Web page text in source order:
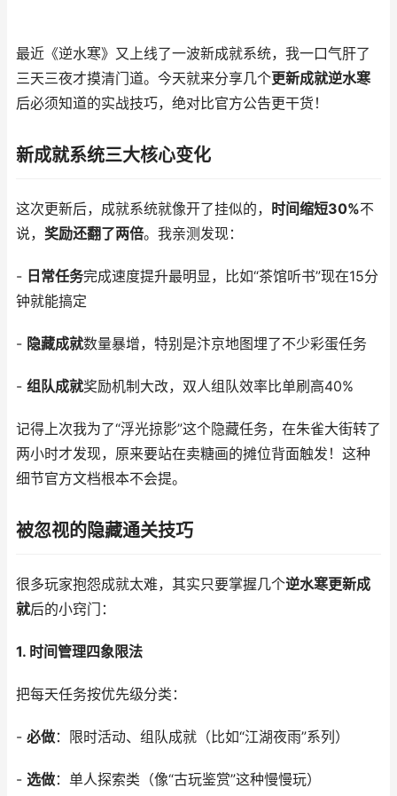
最近《逆水寒》又上线了一波新成就系统，我一口气肝了
三天三夜才摸清门道。今天就来分享几个更新成就逆水寒
后必须知道的实战技巧，绝对比官方公告更干货！
新成就系统三大核心变化
这次更新后，成就系统就像开了挂似的， 时间缩短30%不
说， 奖励还翻了两倍。我亲测发现：
- 日常任务完成速度提升最明显，比如“茶馆听书”现在15分
钟就能搞定
- 隐藏成就数量暴增，特别是汴京地图埋了不少彩蛋任务
- 组队成就奖励机制大改，双人组队效率比单刷高40%
记得上次我为了“浮光掠影”这个隐藏任务，在朱雀大街转了
两小时才发现，原来要站在卖糖画的摊位背面触发！这种
细节官方文档根本不会提。
被忽视的隐藏通关技巧
很多玩家抱怨成就太难，其实只要掌握几个逆水寒更新成
就后的小窍门：
1. 时间管理四象限法
把每天任务按优先级分类：
- 必做：限时活动、组队成就（比如“江湖夜雨”系列）
- 选做：单人探索类（像“古玩鉴赏”这种慢慢玩）